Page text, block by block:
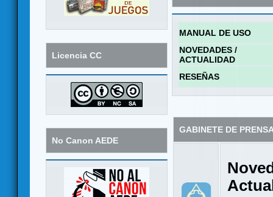
Licencia CC
No Canon AEDE
MANUAL DE USO
NOVEDADES /
ACTUALIDAD
RESEÑAS
GABINETE DE